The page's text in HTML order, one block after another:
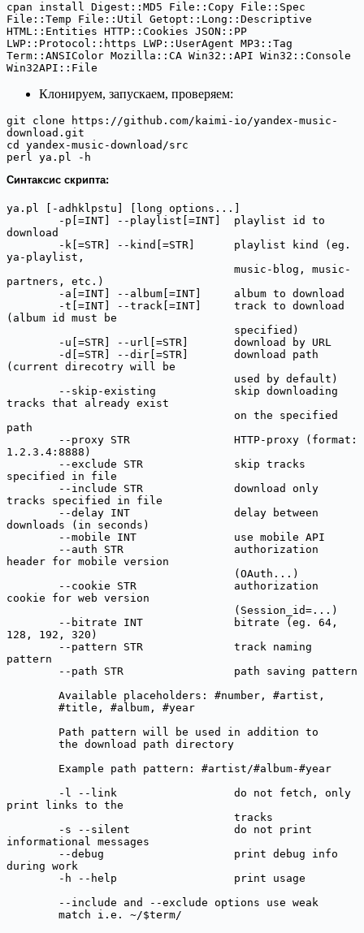
cpan install Digest::MD5 File::Copy File::Spec
File::Temp File::Util Getopt::Long::Descriptive
HTML::Entities HTTP::Cookies JSON::PP
LWP::Protocol::https LWP::UserAgent MP3::Tag
Term::ANSIColor Mozilla::CA Win32::API Win32::Console
Win32API::File
Клонируем, запускаем, проверяем:
git clone https://github.com/kaimi-io/yandex-music-
download.git
cd yandex-music-download/src
perl ya.pl -h
Синтаксис скрипта:
ya.pl [-adhklpstu] [long options...]
download
ya-playlist,
partners, etc.)
(album id must be
(current direcotry will be
tracks that already exist
path
1.2.3.4:8888)
specified in file
tracks specified in file
downloads (in seconds)
header for mobile version
cookie for web version
128, 192, 320)
pattern
print links to the
informational messages
during work
        match i.e. ~/$term/